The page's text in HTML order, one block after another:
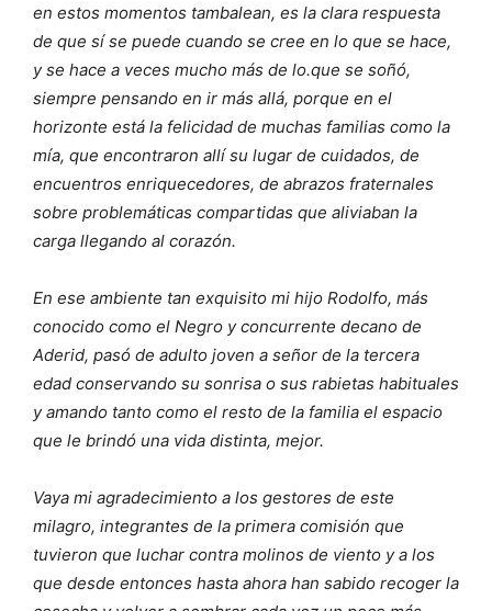
en estos momentos tambalean, es la clara respuesta
de que sí se puede cuando se cree en lo que se hace,
y se hace a veces mucho más de lo.que se soñó,
siempre pensando en ir más allá, porque en el
horizonte está la felicidad de muchas familias como la
mía, que encontraron allí su lugar de cuidados, de
encuentros enriquecedores, de abrazos fraternales
sobre problemáticas compartidas que aliviaban la
carga llegando al corazón.
En ese ambiente tan exquisito mi hijo Rodolfo, más
conocido como el Negro y concurrente decano de
Aderid, pasó de adulto joven a señor de la tercera
edad conservando su sonrisa o sus rabietas habituales
y amando tanto como el resto de la familia el espacio
que le brindó una vida distinta, mejor.
Vaya mi agradecimiento a los gestores de este
milagro, integrantes de la primera comisión que
tuvieron que luchar contra molinos de viento y a los
que desde entonces hasta ahora han sabido recoger la